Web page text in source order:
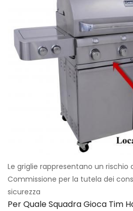
Le griglie rappresentano un rischio
Commissione per la tutela dei
sicurezza
Per Quale Squadra Gioca Tim